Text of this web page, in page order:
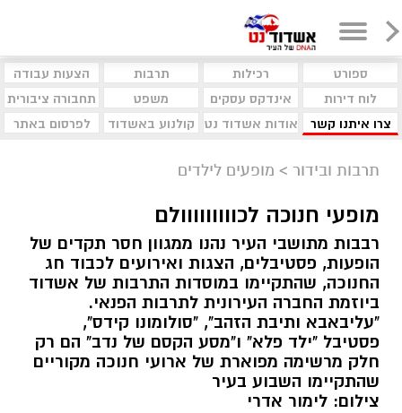
ספורט רכילות תרבות
הצעות עבודה
לוח דירות
אינדקס עסקים משפט
תחבורה ציבורית
צרו איתנו קשר
אודות אשדוד נט קולנוע באשדוד לפרסום באתר
תרבות ובידור > מופעים לילדים
מופעי חנוכה לכווווווווולם
רבבות מתושבי העיר נהנו ממגוון חסר תקדים של
הופעות, פסטיבלים, הצגות ואירועים לכבוד חג
החנוכה, שהתקיימו במוסדות התרבות של אשדוד
ביוזמת החברה העירונית לתרבות הפנאי.
"עליבאבא ותיבת הזהב", "סולומונו קידס",
פסטיבל "ילד פלא" ו"מסע הקסם של נדב" הם רק
חלק מרשימה מפוארת של ארועי חנוכה מקוריים
שהתקיימו השבוע בעיר
צילום: לימור אדרי